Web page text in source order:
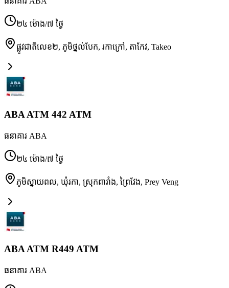
២៤ ម៉ោង/៧ ថ្ងៃ
ផ្លូវជាតិលេខ២, ភូមិថ្នល់បែក, រកាក្រៅ, តាកែវ, Takeo
ABA ATM 442 ATM
ធនាគារ ABA
២៤ ម៉ោង/៧ ថ្ងៃ
ភូមិស្នាយពល, ឃុំរកា, ស្រុកពារាំង, ព្រៃវែង, Prey Veng
ABA ATM R449 ATM
ធនាគារ ABA